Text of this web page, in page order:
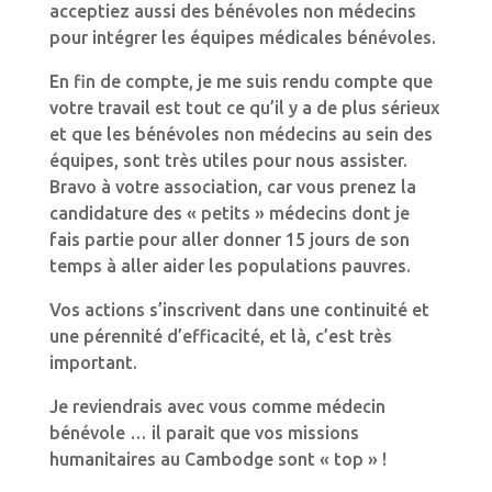
acceptiez aussi des bénévoles non médecins
pour intégrer les équipes médicales bénévoles.
En fin de compte, je me suis rendu compte que
votre travail est tout ce qu’il y a de plus sérieux
et que les bénévoles non médecins au sein des
équipes, sont très utiles pour nous assister.
Bravo à votre association, car vous prenez la
candidature des « petits » médecins dont je
fais partie pour aller donner 15 jours de son
temps à aller aider les populations pauvres.
Vos actions s’inscrivent dans une continuité et
une pérennité d’efficacité, et là, c’est très
important.
Je reviendrais avec vous comme médecin
bénévole … il parait que vos missions
humanitaires au Cambodge sont « top » !